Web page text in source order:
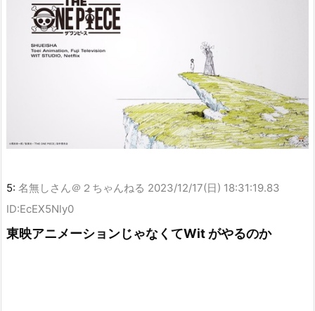
5: 名無しさん＠２ちゃんねる 2023/12/17(日) 18:31:19.83
ID:EcEX5Nly0
東映アニメーションじゃなくてWit がやるのか